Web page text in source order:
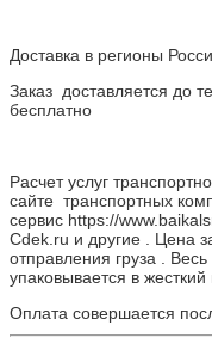
Доставка в регионы
Заказ доставляется до
бесплатно
Расчет услуг
сайте транспортных
сервис https://
Cdek.ru и другие . Цена
отправления груза .
упаковывается в жесткий
Оплата совершается